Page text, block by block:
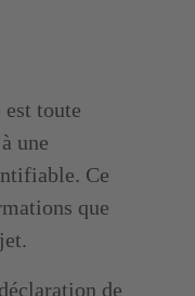
toute
une
Ce
que
de